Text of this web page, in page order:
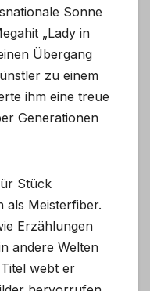
Sonne
„Lady in
Übergang
zu einem
ihm eine treue
Generationen
Stück
als Meisterfiber.
Erzählungen
andere Welten
webt er